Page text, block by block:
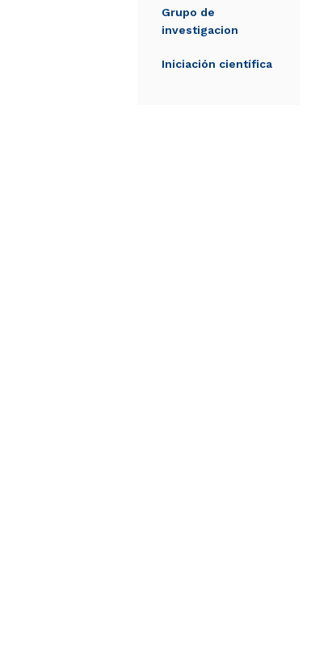
Grupo de
investigacion
Iniciación científica